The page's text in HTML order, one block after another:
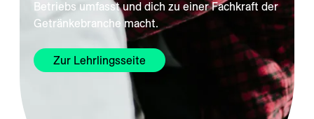
Betriebs umfasst und dich zu einer Fachkraft der
Getränkebranche macht.
Zur Lehrlingsseite